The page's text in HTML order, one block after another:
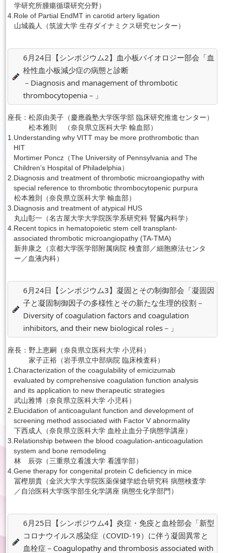
学研究所腫瘍循環研究分野）
4. Role of Partial EndMT in carotid artery ligation
山城義人（筑波大学 生存ダイナミクス研究センター）
6月24日【シンポジウム2】血小板バイオロジー部会「血
栓性血小板減少症の病態と診断
－Diagnosis and management of thrombotic
thrombocytopenia－」
座長： 松原由美子（慶應義塾大学医学部 臨床研究推進センター）
松本雅則 （奈良県立医科大学 輸血部）
1. Understanding why VITT may be more prothrombotic than
HIT
Mortimer Poncz（The University of Pennsylvania and The
Children’s Hospital of Philadelphia）
2. Diagnosis and treatment of thrombotic microangiopathy with
special reference to thrombotic thrombocytopenic purpura
松本雅則（奈良県立医科大学 輸血部）
3. Diagnosis and treatment of atypical HUS
丸山彰一（名古屋大学大学院医学系研究科 腎臓内科学）
4. Recent topics in hematopoietic stem cell transplant-
associated thrombotic microangiopathy (TA-TMA)
新井康之（京都大学医学部附属病院 検査部／細胞療法センタ
ー／血液内科）
6月24日【シンポジウム3】凝固とその制御部会「凝固因
子と凝固制御因子の多様性とその新たな生理的役割－
Diversity of coagulation factors and coagulation
inhibitors, and their new biological roles－」
座長： 野上恵嗣（奈良県立医科大学 小児科）
家子正裕（岩手県立中部病院 臨床検査科）
1. Characterization of the coagulability of emicizumab
evaluated by comprehensive coagulation function analysis
and its application to new therapeutic strategies
武山雅博（奈良県立医科大学 小児科）
2. Elucidation of anticoagulant function and development of
screening method associated with Factor V abnormality
下西成人（奈良県立医科大学 血栓止血分子病態学講座）
3. Relationship between the blood coagulation-anticoagulation
system and bone remodeling
林 辰弥（三重県立看護大学 看護学部）
4. Gene therapy for congenital protein C deficiency in mice
冨樫朋貴（金沢大学大学院医薬保健学総合研究科 病態検査学
／自治医科大学医学部生化学講座 病態生化学部門）
6月25日【シンポジウム4】炎症・免疫と血栓部会「新型
コロナウイルス感染症（COVID-19）に伴う凝固異常と
血栓症－Coagulopathy and thrombosis associated with